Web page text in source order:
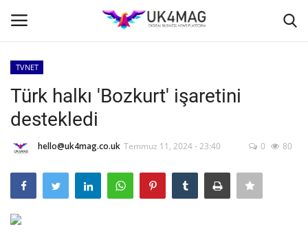
Ana Sayfa
İş Platformu
TVNET
TOPLUM
TVNET
Türk halkı 'Bozkurt' işaretini
destekledi
hello@uk4mag.co.uk Temmuz 11, 2024 - 23:40 0 80